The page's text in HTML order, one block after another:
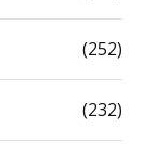
(252)
(232)